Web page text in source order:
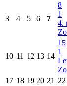
3 4 5 6 7
8
1
4.
10 11 12 13 14
15
1
17 18 19 20 21 22